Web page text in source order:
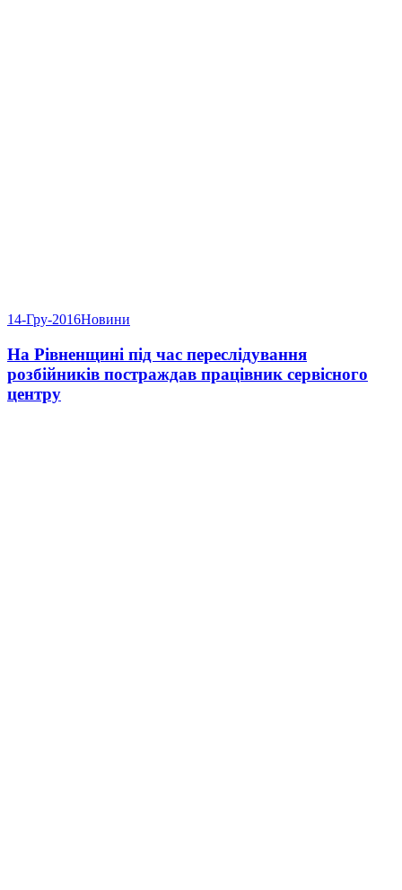
14-Гру-2016Новини
На Рівненщині під час переслідування
розбійників постраждав працівник сервісного
центру